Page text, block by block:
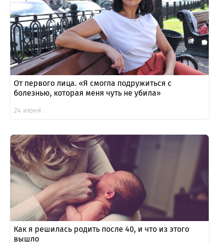
От первого лица. «Я смогла подружиться с
болезнью, которая меня чуть не убила»
24 июня
Как я решилась родить после 40, и что из этого
вышло